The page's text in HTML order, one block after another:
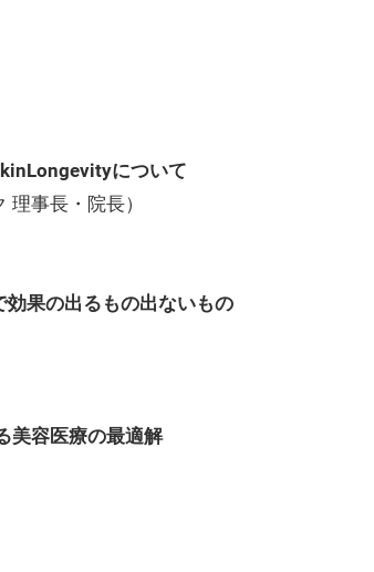
について
事長・院長）
果の出るもの出ないもの
美容医療の最適解